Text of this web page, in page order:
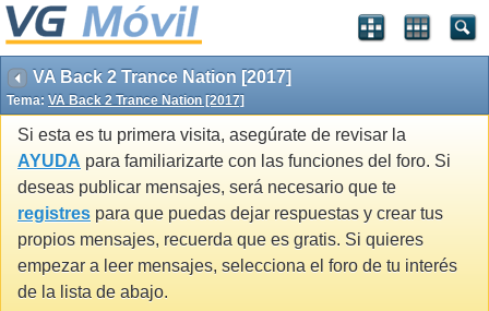
VA Back 2 Trance Nation [2017]
Tema: VA Back 2 Trance Nation [2017]
Si esta es tu primera visita, asegúrate de revisar la
AYUDA para familiarizarte con las funciones del foro. Si
deseas publicar mensajes, será necesario que te
registres para que puedas dejar respuestas y crear tus
propios mensajes, recuerda que es gratis. Si quieres
empezar a leer mensajes, selecciona el foro de tu interés
de la lista de abajo.